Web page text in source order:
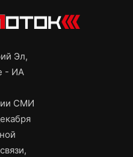
Эл,
- ИА
СМИ